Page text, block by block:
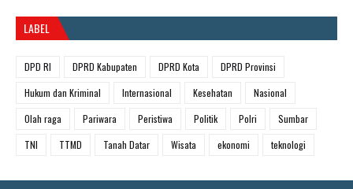
LABEL
DPD RI DPRD Kabupaten DPRD Kota
DPRD Provinsi
Hukum dan Kriminal
Internasional Kesehatan
Nasional
Olah raga
Pariwara Peristiwa Politik Polri
Sumbar
TNI
TTMD Tanah Datar Wisata ekonomi teknologi